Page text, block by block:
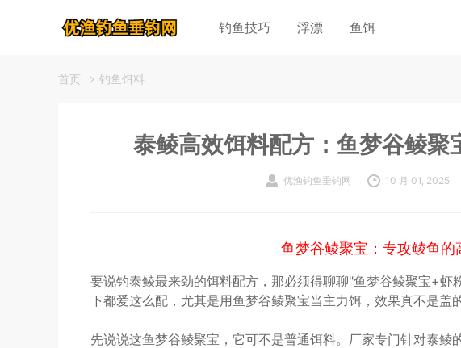
钓鱼技巧 浮漂 鱼饵
首页 钓鱼饵料
泰鲮高效饵料配方：鱼梦谷鲮
优渔钓鱼垂钓网 10 月 01, 2025
鱼梦谷鲮聚宝：专攻鲮鱼的
要说钓泰鲮最来劲的饵料配方，那必须得聊聊"鱼梦谷鲮聚宝+
下都爱这么配，尤其是用鱼梦谷鲮聚宝当主力饵，效果真不是盖的
先说说这鱼梦谷鲮聚宝，它可不是普通饵料。厂家专门针对泰鲮